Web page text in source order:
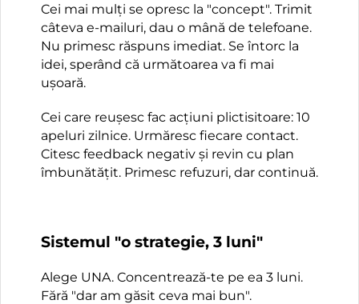
Cei mai mulți se opresc la "concept". Trimit
câteva e-mailuri, dau o mână de telefoane.
Nu primesc răspuns imediat. Se întorc la
idei, sperând că următoarea va fi mai
ușoară.
Cei care reușesc fac acțiuni plictisitoare: 10
apeluri zilnice. Urmăresc fiecare contact.
Citesc feedback negativ și revin cu plan
îmbunătățit. Primesc refuzuri, dar continuă.
Sistemul "o strategie, 3 luni"
Alege UNA. Concentrează-te pe ea 3 luni.
Fără "dar am găsit ceva mai bun".